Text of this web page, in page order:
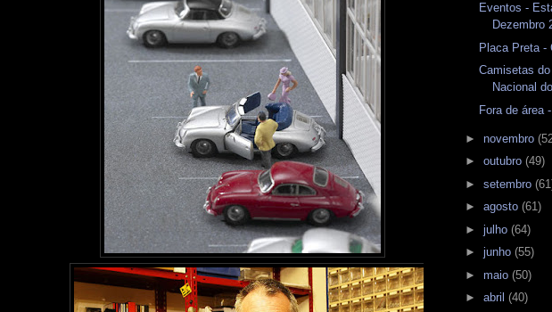
Eventos -
Dezembro
Placa Preta -
Camisetas
Nacional
Fora de área
► novembro
► outubro (49)
► setembro
► agosto (61)
► julho (64)
► junho (55)
► maio (50)
► abril (40)